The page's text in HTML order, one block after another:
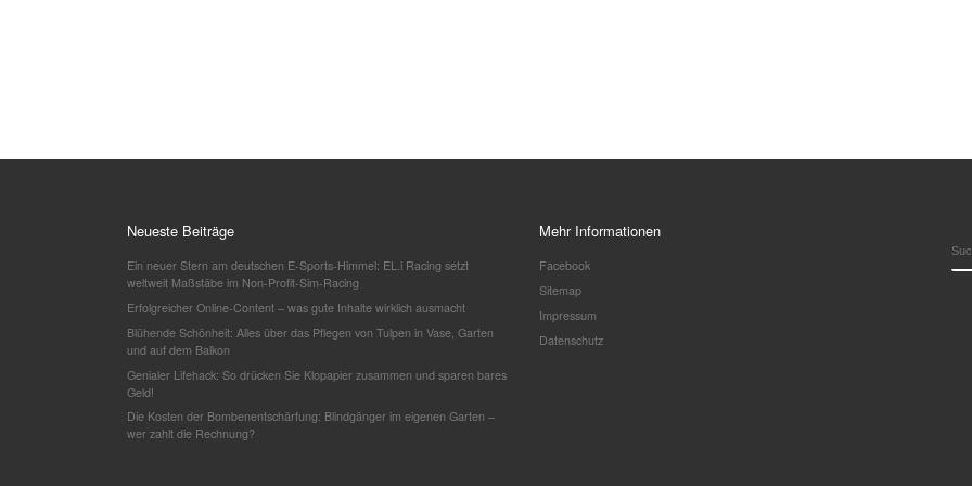
Neueste Beiträge
Ein neuer Stern am deutschen E-Sports-Himmel: EL.i Racing setzt
weltweit Maßstäbe im Non-Profit-Sim-Racing
Erfolgreicher Online-Content – was gute Inhalte wirklich ausmacht
Blühende Schönheit: Alles über das Pflegen von Tulpen in Vase, Garten
und auf dem Balkon
Genialer Lifehack: So drücken Sie Klopapier zusammen und sparen bares
Geld!
Die Kosten der Bombenentschärfung: Blindgänger im eigenen Garten –
wer zahlt die Rechnung?
Mehr Informationen
Facebook
Sitemap
Impressum
Datenschutz